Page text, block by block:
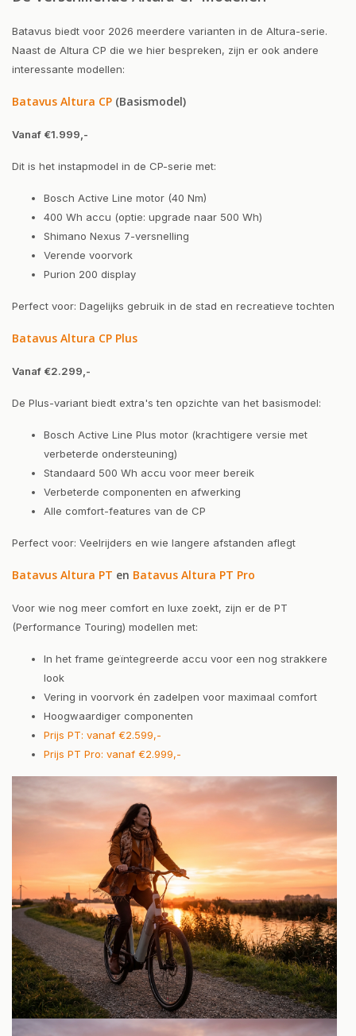
Batavus biedt voor 2026 meerdere varianten in de Altura-serie.
Naast de Altura CP die we hier bespreken, zijn er ook andere
interessante modellen:
Batavus Altura CP (Basismodel)
Vanaf €1.999,-
Dit is het instapmodel in de CP-serie met:
Bosch Active Line motor (40 Nm)
400 Wh accu (optie: upgrade naar 500 Wh)
Shimano Nexus 7-versnelling
Verende voorvork
Purion 200 display
Perfect voor: Dagelijks gebruik in de stad en recreatieve tochten
Batavus Altura CP Plus
Vanaf €2.299,-
De Plus-variant biedt extra's ten opzichte van het basismodel:
Bosch Active Line Plus motor (krachtigere versie met
verbeterde ondersteuning)
Standaard 500 Wh accu voor meer bereik
Verbeterde componenten en afwerking
Alle comfort-features van de CP
Perfect voor: Veelrijders en wie langere afstanden aflegt
Batavus Altura PT en Batavus Altura PT Pro
Voor wie nog meer comfort en luxe zoekt, zijn er de PT
(Performance Touring) modellen met:
In het frame geïntegreerde accu voor een nog strakkere
look
Vering in voorvork én zadelpen voor maximaal comfort
Hoogwaardiger componenten
Prijs PT: vanaf €2.599,-
Prijs PT Pro: vanaf €2.999,-